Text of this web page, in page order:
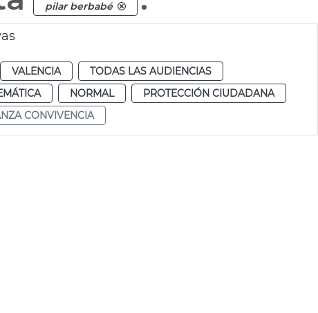
pilar berbabé
VALENCIA
TODAS LAS AUDIENCIAS
NORMAL
PROTECCIÓN CIUDADANA
CONVIVENCIA